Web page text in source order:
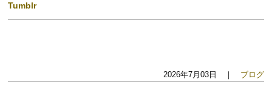
Tumblr
2026年7月03日 ｜ ブログ